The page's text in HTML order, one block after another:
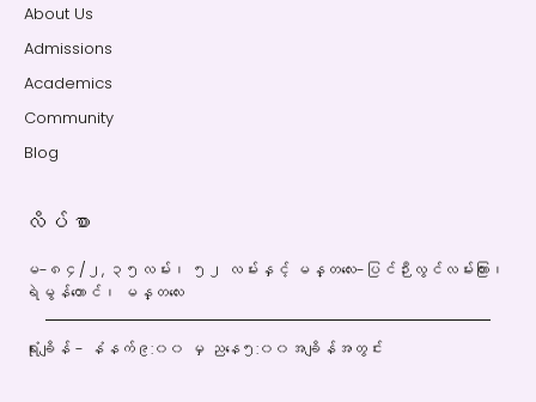
About Us
Admissions
Academics
Community
Blog
လိပ်စာ
မ-၈၄/၂, ၃၅လမ်း၊ ၅၂ လမ်းနှင့် မန္တလေး-ပြင်ဉီးလွင်လမ်းကြား၊
ရဲမွန်တောင်၊ မန္တလေး
ရုံးချိန် - နံနက်၉:၀၀ မှ ညနေ၅:၀၀အချိန်အတွင်း